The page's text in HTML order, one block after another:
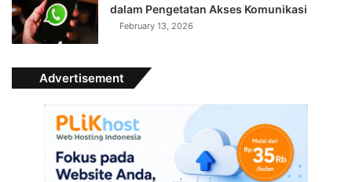
dalam Pengetatan Akses Komunikasi
February 13, 2026
Advertisement